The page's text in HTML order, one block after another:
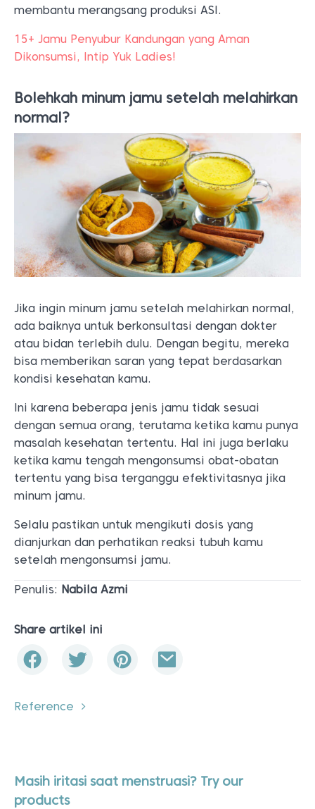
membantu merangsang produksi ASI.
15+ Jamu Penyubur Kandungan yang Aman
Dikonsumsi, Intip Yuk Ladies!
Bolehkah minum jamu setelah melahirkan
normal?
Jika ingin minum jamu setelah melahirkan normal,
ada baiknya untuk berkonsultasi dengan dokter
atau bidan terlebih dulu. Dengan begitu, mereka
bisa memberikan saran yang tepat berdasarkan
kondisi kesehatan kamu.
Ini karena beberapa jenis jamu tidak sesuai
dengan semua orang, terutama ketika kamu punya
masalah kesehatan tertentu. Hal ini juga berlaku
ketika kamu tengah mengonsumsi obat-obatan
tertentu yang bisa terganggu efektivitasnya jika
minum jamu.
Selalu pastikan untuk mengikuti dosis yang
dianjurkan dan perhatikan reaksi tubuh kamu
setelah mengonsumsi jamu.
Penulis: Nabila Azmi
Share artikel ini
Reference
Masih iritasi saat menstruasi? Try our
products